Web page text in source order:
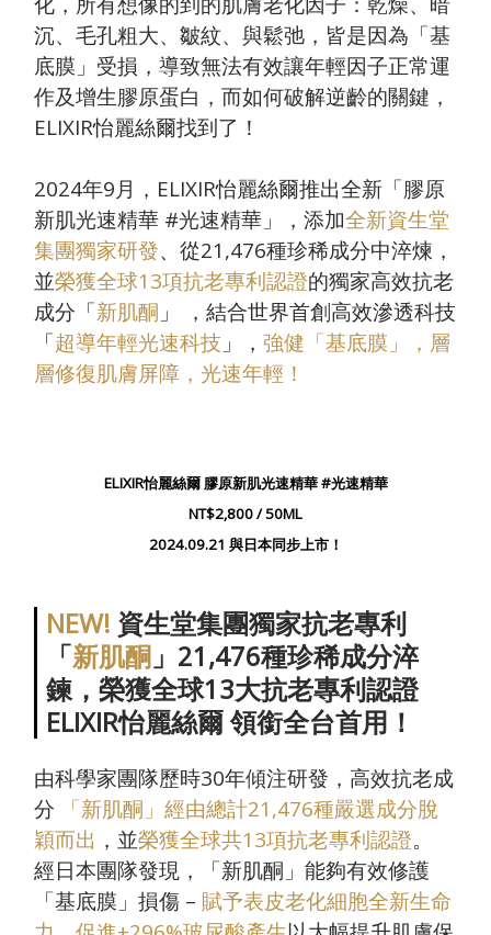
沉、毛孔粗大、皺紋、與鬆弛，皆是因為「基
底膜」受損，導致無法有效讓年輕因子正常運
作及增生膠原蛋白，而如何破解逆齡的關鍵，
ELIXIR怡麗絲爾找到了！
2024年9月， ELIXIR怡麗絲爾推出全新「膠原
新肌光速精華 #光速精華」，添加全新資生堂
集團獨家研發、從21,476種珍稀成分中淬煉，
並榮獲全球13項抗老專利認證的獨家高效抗老
成分「新肌酮 」 ，結合世界首創高效滲透科技
「超導年輕光速科技 」，強健「基底膜」，層
層修復肌膚屏障，光速年輕！
ELIXIR怡麗絲爾 膠原新肌光速精華#光速精華
NT$2,800 / 50ML
2024.09.21 與日本同步上市！
NEW! 資生堂集團獨家抗老專利
「新肌酮」21,476種珍稀成分淬
鍊，榮獲全球13大抗老專利認證
ELIXIR怡麗絲爾 領銜全台首用！
由科學家團隊歷時30年傾注研發，高效抗老成
分
「新肌酮」經由總計21,476種嚴選成分脫
穎而出 ，並榮獲全球共13項抗老專利認證。
經日本團隊發現，「新肌酮」能夠有效修護
「基底膜」損傷 – 賦予表皮老化細胞全新生命